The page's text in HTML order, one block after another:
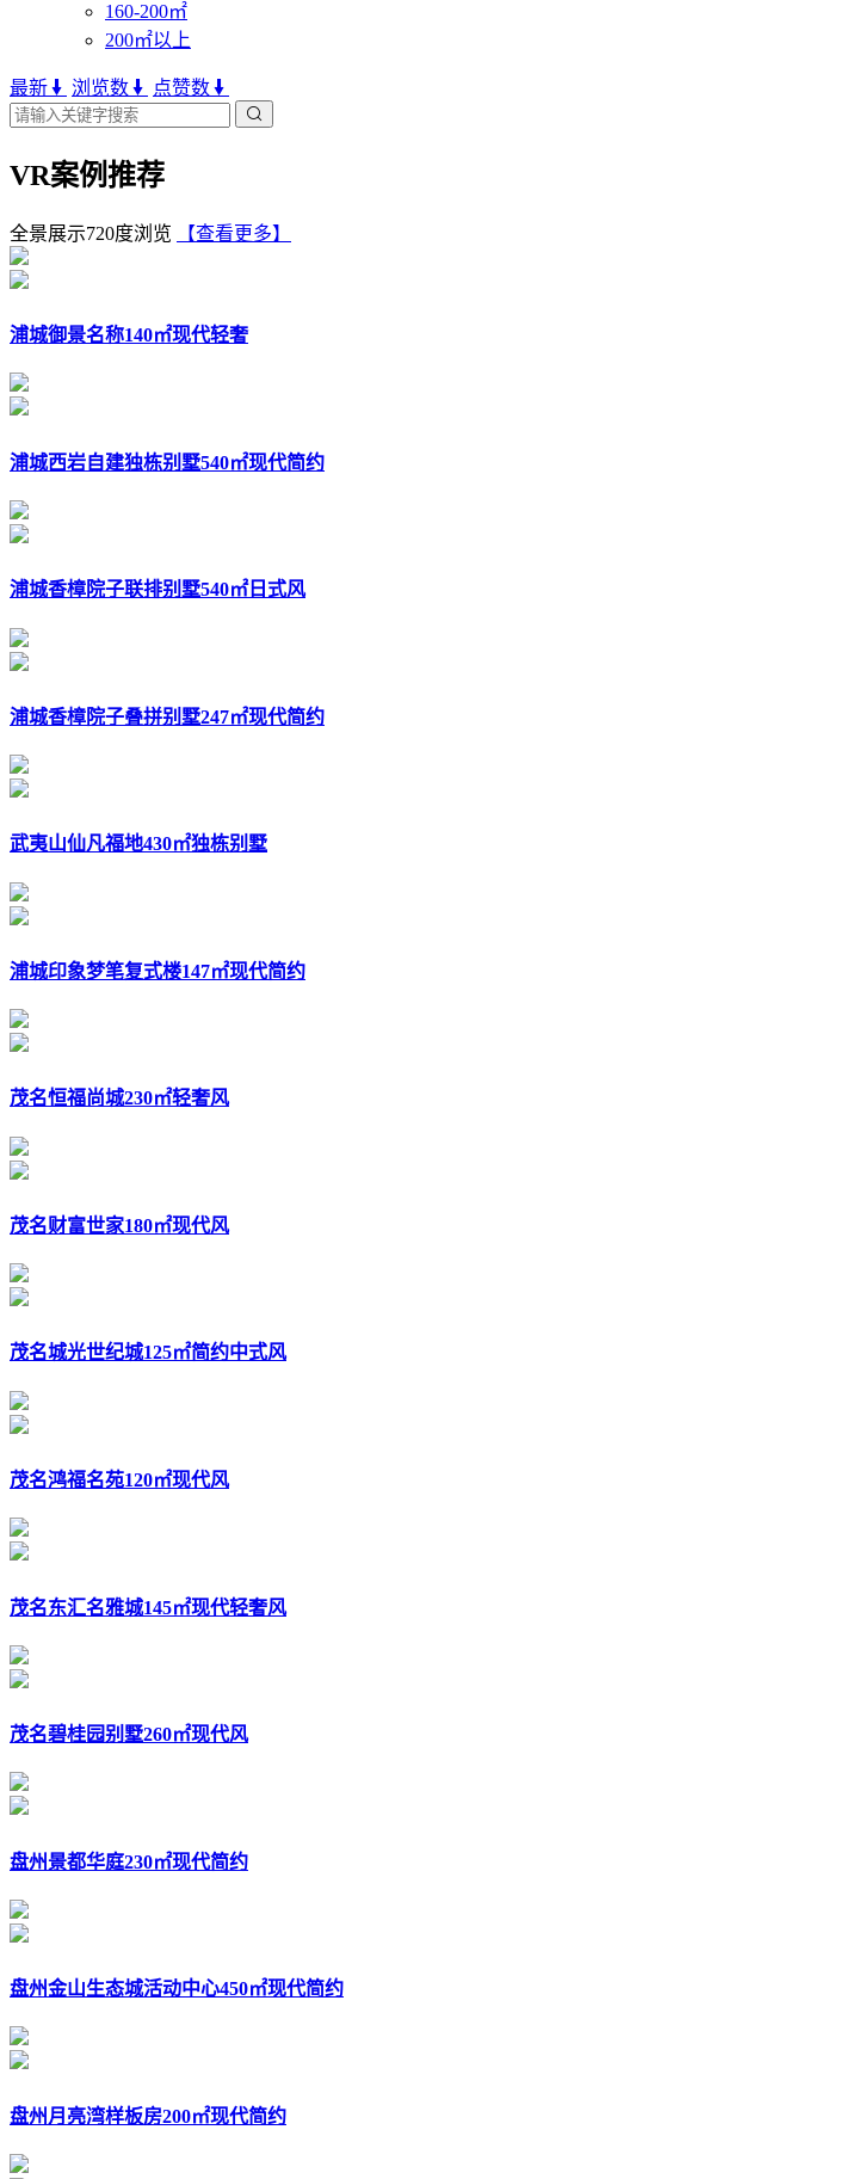
160-200㎡
200㎡以上
最新 浏览数 点赞数
VR案例推荐
全景展示720度浏览 【查看更多】
浦城御景名称140㎡现代轻奢
浦城西岩自建独栋别墅540㎡现代简约
浦城香樟院子联排别墅540㎡日式风
浦城香樟院子叠拼别墅247㎡现代简约
武夷山仙凡福地430㎡独栋别墅
浦城印象梦笔复式楼147㎡现代简约
茂名恒福尚城230㎡轻奢风
茂名财富世家180㎡现代风
茂名城光世纪城125㎡简约中式风
茂名鸿福名苑120㎡现代风
茂名东汇名雅城145㎡现代轻奢风
茂名碧桂园别墅260㎡现代风
盘州景都华庭230㎡现代简约
盘州金山生态城活动中心450㎡现代简约
盘州月亮湾样板房200㎡现代简约